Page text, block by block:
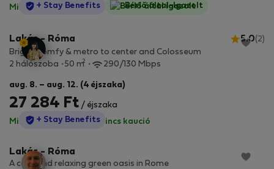
Minden díj benne van·Nincs kaució
StayProtection
+ Stay Benefits Bérlő által-Igazolt
Lakás - Róma 5.0(2)
Bright, comfy & metro to center and Colosseum
2 hálószoba
50 m2 290/130 Mbps
aug. 8. – aug. 12. (4 éjszaka)
27 284 Ft / éjszaka
Minden díj benne van·Nincs kaució
StayProtection
+ Stay Benefits
Lakás - Róma
A cozy and relaxing green oasis in Rome